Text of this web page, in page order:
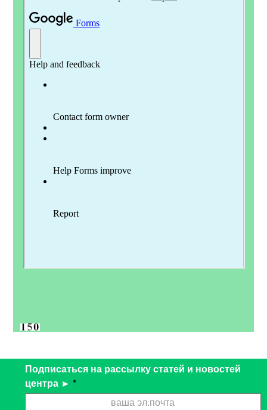
Подписаться на рассылку статей и новостей
центра ► *